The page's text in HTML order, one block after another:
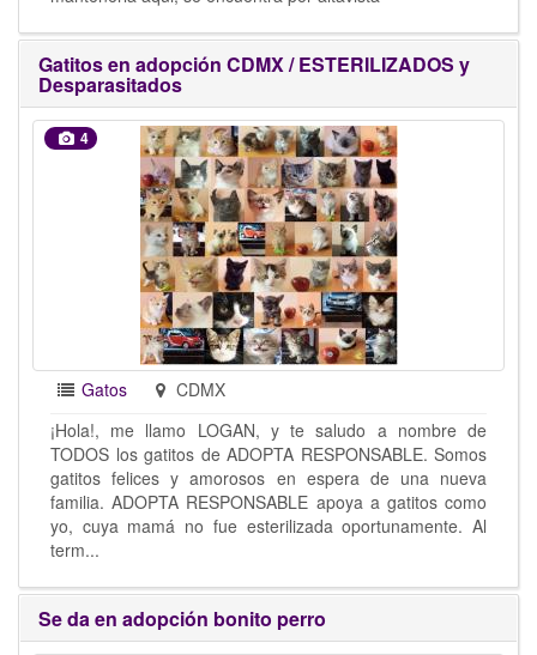
Gatitos en adopción CDMX / ESTERILIZADOS y
Desparasitados
4
Gatos
CDMX
¡Hola!, me llamo LOGAN, y te saludo a nombre de
TODOS los gatitos de ADOPTA RESPONSABLE. Somos
gatitos felices y amorosos en espera de una nueva
familia. ADOPTA RESPONSABLE apoya a gatitos como
yo, cuya mamá no fue esterilizada oportunamente. Al
term...
Se da en adopción bonito perro